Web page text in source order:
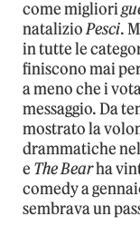
come migliori
natalizioPesci.
in tutte le
finiscono mai
a meno che i
messaggio. Da
mostrato la
drammatiche
e The Bearha
comedy a
sembrava un